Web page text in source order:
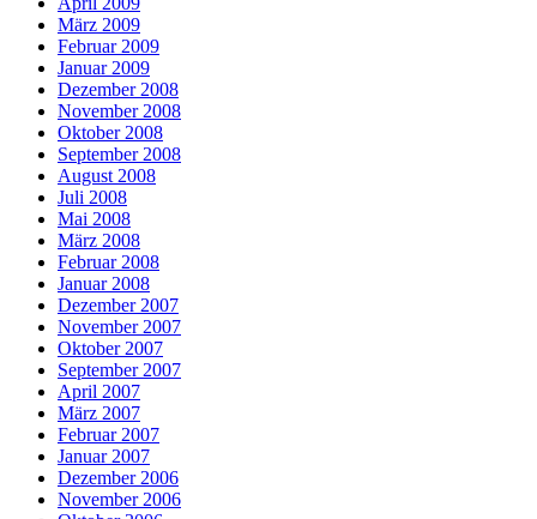
März 2009
Februar 2009
Januar 2009
Dezember 2008
November 2008
Oktober 2008
September 2008
August 2008
Juli 2008
Mai 2008
März 2008
Februar 2008
Januar 2008
Dezember 2007
November 2007
Oktober 2007
September 2007
April 2007
März 2007
Februar 2007
Januar 2007
Dezember 2006
November 2006